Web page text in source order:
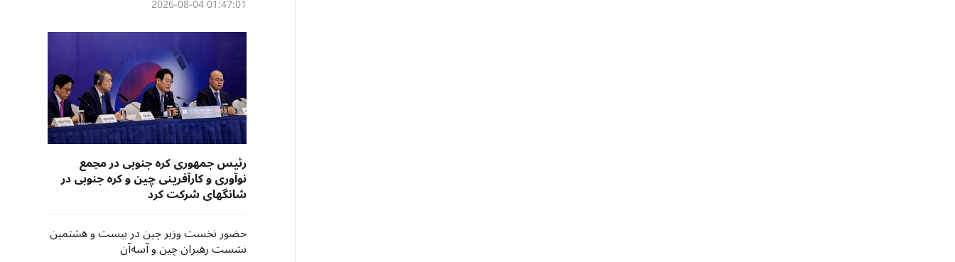
01:47:01 2026-08-04
رئیس جمهوری کره جنوبی در مجمع
نوآوری و کارآفرینی چین و کره جنوبی در
شانگهای شرکت کرد
حضور نخست وزیر چین در بیست و هشتمین
نشست رهبران چین و آسه‌آن